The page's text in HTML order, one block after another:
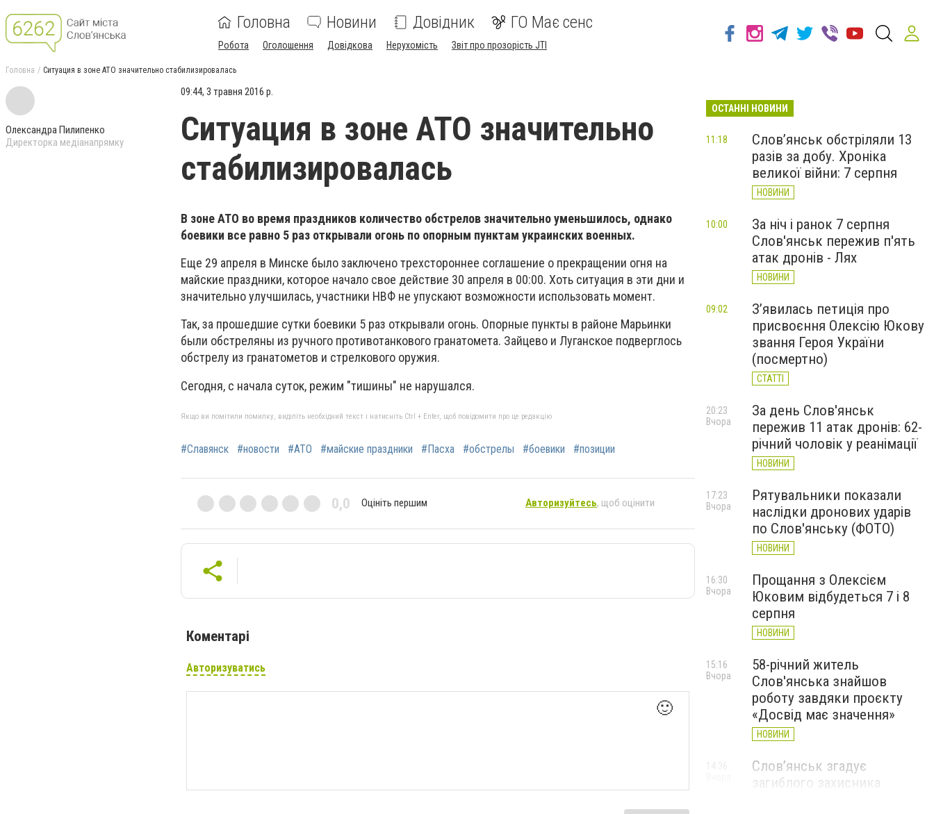
Головна Новини Довідник ГО Має сенс
Робота Оголошення Довідкова Нерухомість Звіт про прозорість JTI
Головна Ситуация в зоне АТО значительно стабилизировалась
Олександра Пилипенко
Директорка медіанапрямку
09:44, 3 травня 2016 р.
Ситуация в зоне АТО значительно
стабилизировалась
В зоне АТО во время праздников количество обстрелов значительно уменьшилось, однако
боевики все равно 5 раз открывали огонь по опорным пунктам украинских военных.
Еще 29 апреля в Минске было заключено трехстороннее соглашение о прекращении огня на
майские праздники, которое начало свое действие 30 апреля в 00:00. Хоть ситуация в эти дни и
значительно улучшилась, участники НВФ не упускают возможности использовать момент.
Так, за прошедшие сутки боевики 5 раз открывали огонь. Опорные пункты в районе Марьинки
были обстреляны из ручного противотанкового гранатомета. Зайцево и Луганское подверглось
обстрелу из гранатометов и стрелкового оружия.
Сегодня, с начала суток, режим "тишины" не нарушался.
Якщо ви помітили помилку, виділіть необхідний текст і натисніть Ctrl + Enter, щоб повідомити про це редакцію
#Славянск #новости #АТО #майские праздники #Пасха #обстрелы #боевики #позиции
0,0 Оцініть першим Авторизуйтесь, щоб оцінити
Коментарі
Авторизуватись
🙂
ОСТАННІ НОВИНИ
Слов’янськ обстріляли 13
разів за добу. Хроніка
великої війни: 7 серпня
НОВИНИ
11:18
За ніч і ранок 7 серпня
Слов'янськ пережив п'ять
атак дронів - Лях
НОВИНИ
10:00
З’явилась петиція про
присвоєння Олексію Юкову
звання Героя України
(посмертно)
СТАТТІ
09:02
За день Слов'янськ
пережив 11 атак дронів: 62-
річний чоловік у реанімації
НОВИНИ
20:23
Вчора
Рятувальники показали
наслідки дронових ударів
по Слов'янську (ФОТО)
НОВИНИ
17:23
Вчора
Прощання з Олексієм
Юковим відбудеться 7 і 8
серпня
НОВИНИ
16:30
Вчора
58-річний житель
Слов'янська знайшов
роботу завдяки проєкту
«Досвід має значення»
НОВИНИ
15:16
Вчора
Слов’янськ згадує
загиблого захисника